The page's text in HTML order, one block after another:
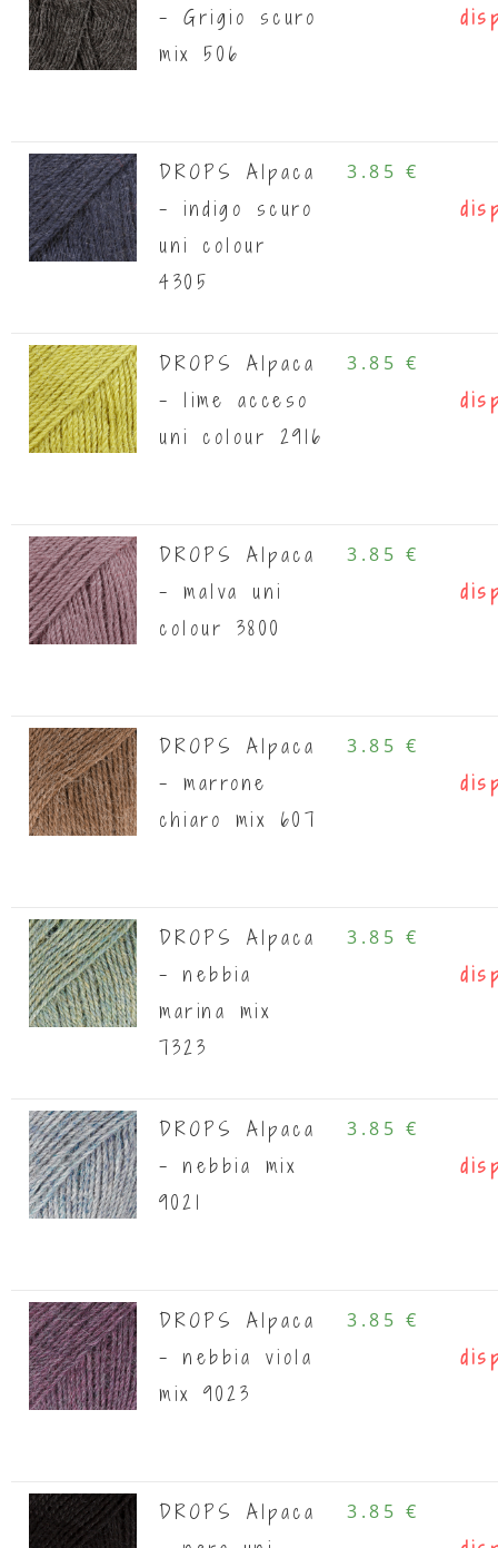
- Grigio scuro
mix 506
DROPS Alpaca
- indigo scuro
uni colour
4305
3.85 €
DROPS Alpaca
- lime acceso
uni colour 2916
3.85 €
DROPS Alpaca
- malva uni
colour 3800
3.85 €
DROPS Alpaca
- marrone
chiaro mix 607
3.85 €
DROPS Alpaca
- nebbia
marina mix
7323
3.85 €
DROPS Alpaca
- nebbia mix
9021
3.85 €
DROPS Alpaca
- nebbia viola
mix 9023
3.85 €
DROPS Alpaca
3.85 €